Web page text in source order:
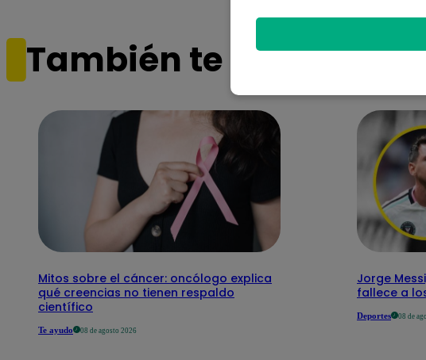
También te puede
Mitos sobre el cáncer: oncólogo explica
qué creencias no tienen respaldo
científico
Te ayudo 08 de agosto 2026
Jorge
fallece a
Deportes 08 de